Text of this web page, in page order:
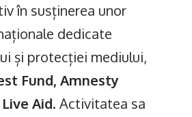
în susținerea unor
dedicate
și protecției mediului,
Fund, Amnesty
Live Aid. Activitatea sa